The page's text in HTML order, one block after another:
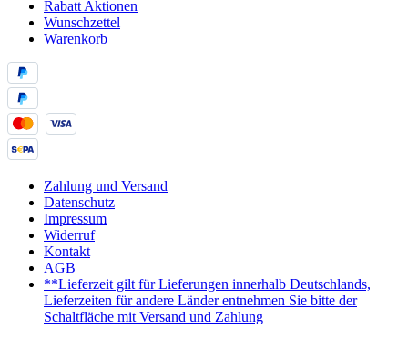
Rabatt Aktionen
Wunschzettel
Warenkorb
Zahlung und Versand
Datenschutz
Impressum
Widerruf
Kontakt
AGB
**Lieferzeit gilt für Lieferungen innerhalb Deutschlands,
Lieferzeiten für andere Länder entnehmen Sie bitte der
Schaltfläche mit Versand und Zahlung